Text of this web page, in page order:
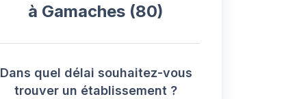
à Gamaches (80)
Dans quel délai souhaitez-vous
trouver un établissement ?